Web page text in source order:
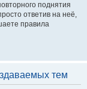
поднятия
ответив на неё,
правила
тем